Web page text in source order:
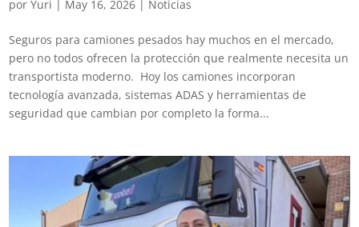
porYuri | May 16, 2026 | Noticias
Seguros para camiones pesados hay muchos en el mercado,
pero no todos ofrecen la protección que realmente necesita un
transportista moderno. Hoy los camiones incorporan
tecnología avanzada, sistemas ADAS y herramientas de
seguridad que cambian por completo la forma...